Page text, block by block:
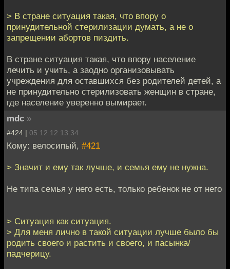
> В стране ситуация такая, что впору о
принудительной стерилизации думать, а не о
запрещении абортов пиздить.
В стране ситуация такая, что впору население
лечить и учить, а заодно организовывать
учреждения для оставшихся без родителей детей, а
не принудительно стерилизовать женщин в стране,
где население уверенно вымирает.
mdc »
#424 | 05.12.12 13:34
Кому: велосипый, #421
> Значит и ему так лучше, и семья ему не нужна.
Не типа семья у него есть, только ребенок не от него
> Ситуация как ситуация.
> Для меня лично в такой ситуации лучше было бы
родить своего и растить и своего, и пасынка/
падчерицу.